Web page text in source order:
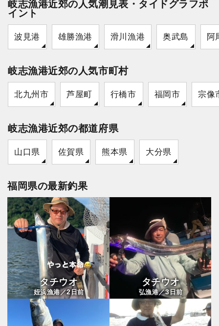
岐志漁港近郊の人気潮見表・タイドグラフポ
イント
波見港 雄勝漁港 滑川漁港 奥武島 阿
岐志漁港近郊の人気市町村
北九州市 芦屋町 行橋市 福岡市 宗像
岐志漁港近郊の都道府県
山口県 佐賀県 熊本県 大分県
福岡県の最新釣果
タチウオ
姪浜漁港／2日前
タチウオ
弘漁港／3日前